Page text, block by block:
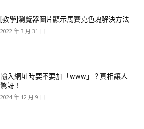
[教學]瀏覽器圖片顯示馬賽克色塊解決方法
2022 年 3 月 31 日
輸入網址時要不要加「www」？真相讓人
驚訝！
2024 年 12 月 9 日